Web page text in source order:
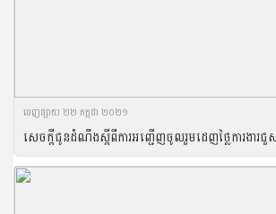
ចេញ​ផ្សាយ​ ២២ កក្កដា ២០២១